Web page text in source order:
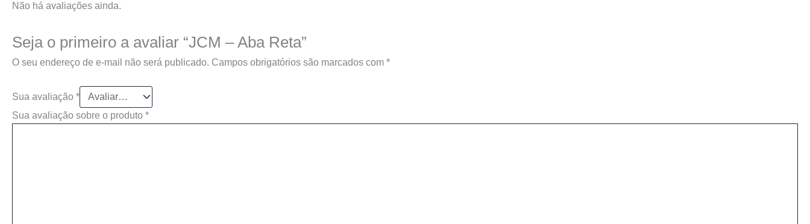
Não há avaliações ainda.
Seja o primeiro a avaliar “JCM – Aba Reta”
O seu endereço de e-mail não será publicado. Campos obrigatórios são marcados com *
Sua avaliação *
Sua avaliação sobre o produto *